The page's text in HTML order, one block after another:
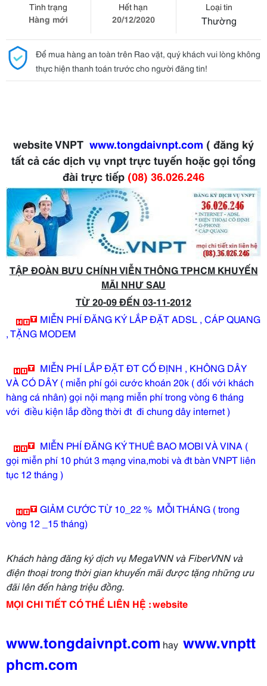
Tình trạng
Hàng mới
Hết hạn
20/12/2020
Loại tin
Thường
Để mua hàng an toàn trên Rao vặt, quý khách vui lòng không
thực hiện thanh toán trước cho người đăng tin!
website VNPT www.tongdaivnpt.com ( đăng ký
tất cả các dịch vụ vnpt trực tuyến hoặc gọi tổng
đài trực tiếp (08) 36.026.246
TẬP ĐOÀN BƯU CHÍNH VIỄN THÔNG TPHCM KHUYẾN
MÃI NHƯ SAU
TỪ 20-09 ĐẾN 03-11-2012
MIỄN PHÍ ĐĂNG KÝ LẮP ĐẶT ADSL , CÁP QUANG
, TẶNG MODEM
MIỄN PHÍ LẮP ĐẶT ĐT CỐ ĐỊNH , KHÔNG DÂY
VÀ CÓ DÂY ( miễn phí gói cước khoán 20k ( đối với khách
hàng cá nhân) gọi nội mạng miễn phí trong vòng 6 tháng
với điều kiện lắp đồng thời đt đi chung dây internet )
MIỄN PHÍ ĐĂNG KÝ THUÊ BAO MOBI VÀ VINA (
gọi miễn phí 10 phút 3 mạng vina,mobi và đt bàn VNPT liên
tục 12 tháng )
GIẢM CƯỚC TỪ 10_22 % MỖI THÁNG ( trong
vòng 12 _15 tháng)
Khách hàng đăng ký dịch vụ MegaVNN và FiberVNN và
điện thoại trong thời gian khuyến mãi được tặng những ưu
đãi lên đến hàng triệu đồng.
MỌI CHI TIẾT CÓ THỂ LIÊN HỆ : website
www.tongdaivnpt.com hay www.vnptt
phcm.com